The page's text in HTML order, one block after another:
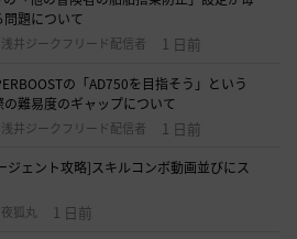
題について
浅井ジークフリード配信者 1 日前
の「AD750を目指そう」という
難易度のギャップについて
浅井ジークフリード配信者 1 日前
ジェント攻略]スキルコンボ動画並びにス
夜狐丸 1 日前